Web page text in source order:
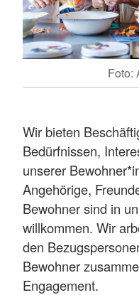
Foto:
Wir bieten
Bedürfnissen,
unserer
Angehörige,
Bewohner sind in
willkommen. Wir
den
Bewohner
Engagement.